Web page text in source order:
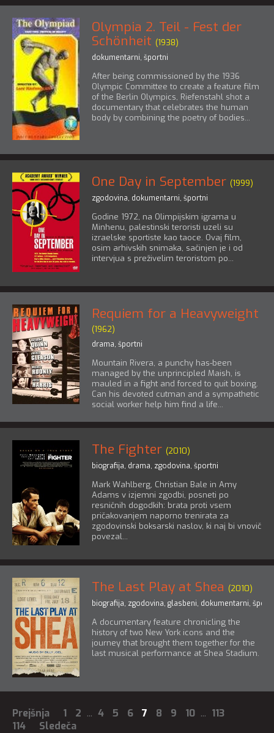
Olympia 2. Teil - Fest der
Schönheit (1938)
dokumentarni, športni
After being commissioned by the 1936
Olympic Committee to create a feature film
of the Berlin Olympics, Riefenstahl shot a
documentary that celebrates the human
body by combining the poetry of bodies...
One Day in September (1999)
zgodovina, dokumentarni, športni
Godine 1972, na Olimpijskim igrama u
Minhenu, palestinski teroristi uzeli su
izraelske sportiste kao taoce. Ovaj film,
osim arhivskih snimaka, sačinjen je i od
intervjua s preživelim teroristom po...
Requiem for a Heavyweight
(1962)
drama, športni
Mountain Rivera, a punchy has-been
managed by the unprincipled Maish, is
mauled in a fight and forced to quit boxing.
Can his devoted cutman and a sympathetic
social worker help him find a life...
The Fighter (2010)
biografija, drama, zgodovina, športni
Mark Wahlberg, Christian Bale in Amy
Adams v izjemni zgodbi, posneti po
resničnih dogodkih: brata proti vsem
pričakovanjem naporno trenirata za
zgodovinski boksarski naslov, ki naj bi vnovič
povezal...
The Last Play at Shea (2010)
biografija, zgodovina, glasbeni, dokumentarni,
A documentary feature chronicling the
history of two New York icons and the
journey that brought them together for the
last musical performance at Shea Stadium.
Prejšnja 1 2 ... 4 5 6 7 8 9 10 ... 113
114
Sledeča